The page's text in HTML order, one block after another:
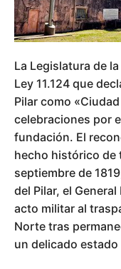
La Legislatura de
Ley 11.124 que
Pilar como
celebraciones por
fundación. El
hecho histórico de
septiembre de
del Pilar, el
acto militar al
Norte tras
un delicado estado